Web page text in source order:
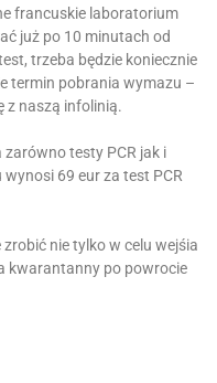
francuskie laboratorium
już po 10 minutach od
trzeba będzie koniecznie
termin pobrania wymazu –
z naszą infolinią.
testy PCR jak i
69 eur za test PCR
nie tylko w celu wejśia
kwarantanny po powrocie